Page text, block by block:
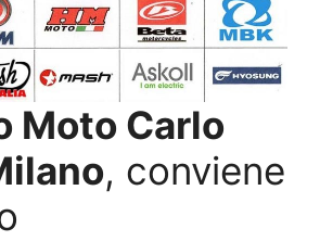
Moto Carlo
, conviene